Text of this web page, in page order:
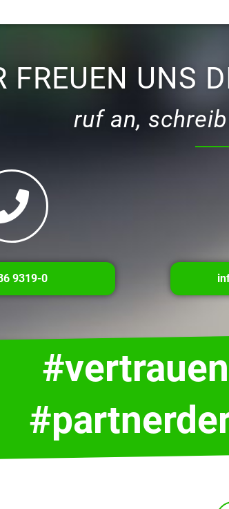
FREUEN UNS
ruf an,
9319-0